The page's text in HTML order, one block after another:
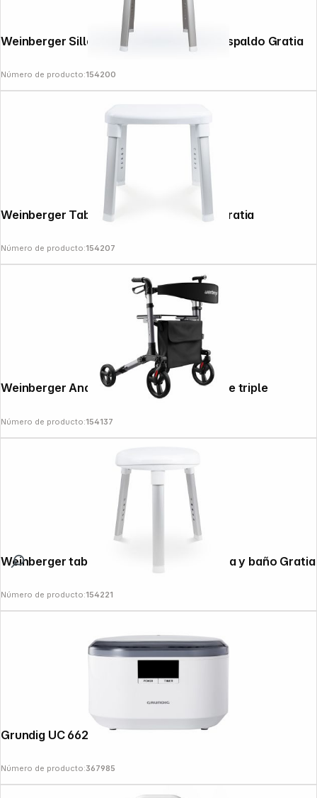
Weinberger Silla de ducha y baño con respaldo Gratia
Número de producto:154200
Weinberger Taburete de ducha y baño Gratia
Número de producto:154207
Weinberger Andador de aluminio plegable triple
Número de producto:154137
Weinberger taburete giratorio para ducha y baño Gratia
Número de producto:154221
Grundig UC 6620 Ultrasonic Cleaner
Número de producto:367985